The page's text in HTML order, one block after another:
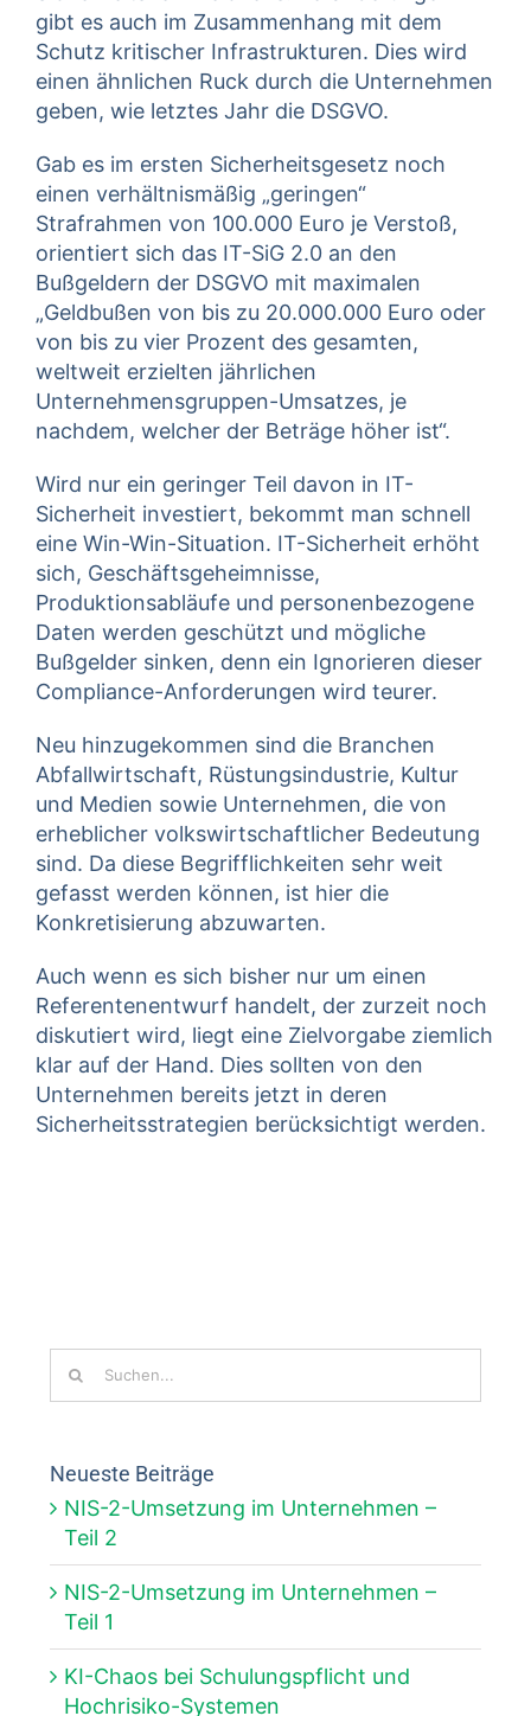
gibt es auch im Zusammenhang mit dem
Schutz kritischer Infrastrukturen. Dies wird
einen ähnlichen Ruck durch die Unternehmen
geben, wie letztes Jahr die DSGVO.
Gab es im ersten Sicherheitsgesetz noch
einen verhältnismäßig „geringen“
Strafrahmen von 100.000 Euro je Verstoß,
orientiert sich das IT-SiG 2.0 an den
Bußgeldern der DSGVO mit maximalen
„Geldbußen von bis zu 20.000.000 Euro oder
von bis zu vier Prozent des gesamten,
weltweit erzielten jährlichen
Unternehmensgruppen-Umsatzes, je
nachdem, welcher der Beträge höher ist“.
Wird nur ein geringer Teil davon in IT-
Sicherheit investiert, bekommt man schnell
eine Win-Win-Situation. IT-Sicherheit erhöht
sich, Geschäftsgeheimnisse,
Produktionsabläufe und personenbezogene
Daten werden geschützt und mögliche
Bußgelder sinken, denn ein Ignorieren dieser
Compliance-Anforderungen wird teurer.
Neu hinzugekommen sind die Branchen
Abfallwirtschaft, Rüstungsindustrie, Kultur
und Medien sowie Unternehmen, die von
erheblicher volkswirtschaftlicher Bedeutung
sind. Da diese Begrifflichkeiten sehr weit
gefasst werden können, ist hier die
Konkretisierung abzuwarten.
Auch wenn es sich bisher nur um einen
Referentenentwurf handelt, der zurzeit noch
diskutiert wird, liegt eine Zielvorgabe ziemlich
klar auf der Hand. Dies sollten von den
Unternehmen bereits jetzt in deren
Sicherheitsstrategien berücksichtigt werden.
nach:
Neueste Beiträge
NIS-2-Umsetzung im Unternehmen –
Teil 2
NIS-2-Umsetzung im Unternehmen –
Teil 1
KI-Chaos bei Schulungspflicht und
Hochrisiko-Systemen